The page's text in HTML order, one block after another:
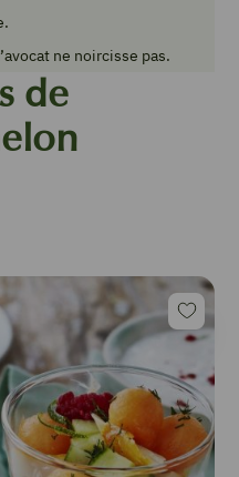
ne noircisse pas.
de